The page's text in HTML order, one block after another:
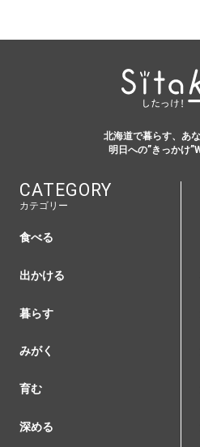
北海道で暮らす、あ
明日への”きっかけ
CATEGORY
カテゴリー
食べる
出かける
暮らす
みがく
育む
深める